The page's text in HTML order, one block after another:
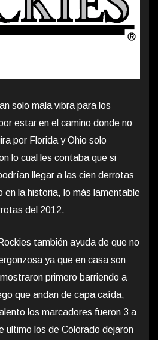
solo mala vibra para los
estar en el camino donde no
por Florida y Ohio solo
lo cual les contaba que si
llegar a las cien derrotas
en la historia, lo más lamentable
del 2012.
también ayuda de que no
ya que en casa son
primero barriendo a
que andan de capa caída,
los marcadores fueron 3 a
ultimo los de Colorado dejaron